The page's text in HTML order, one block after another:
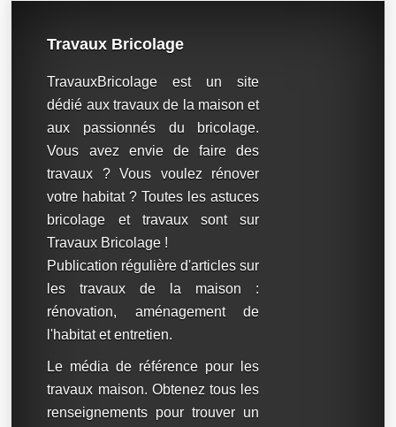
Travaux Bricolage
TravauxBricolage est un site
dédié aux travaux de la maison et
aux passionnés du bricolage.
Vous avez envie de faire des
travaux ? Vous voulez rénover
votre habitat ? Toutes les astuces
bricolage et travaux sont sur
Travaux Bricolage !
Publication régulière d'articles sur
les travaux de la maison :
rénovation, aménagement de
l'habitat et entretien.
Le média de référence pour les
travaux maison. Obtenez tous les
renseignements pour trouver un